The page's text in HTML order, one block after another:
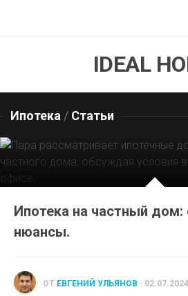
IDEAL
Ипотека / Статьи
Ипотека на частный дом:
нюансы.
ОТ ЕВГЕНИЙ УЛЬЯНОВ · 02.07.2024